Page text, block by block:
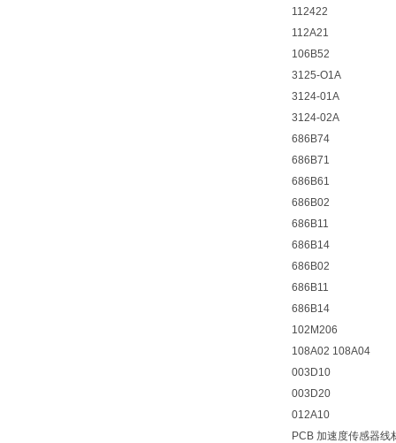
112422
112A21
106B52
3125-O1A
3124-01A
3124-02A
686B74
686B71
686B61
686B02
686B11
686B14
686B02
686B11
686B14
102M206
108A02 108A04
003D10
003D20
012A10
PCB 加速度传感器线